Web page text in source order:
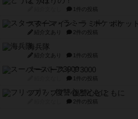
1件の投稿
スターマイン・ラミー ポケット
紹介文あり 2件の投稿
海兵隊
紹介文あり 1件の投稿
スーパーストア3000
1件の投稿
フリップ７：復讐心とともに
2件の投稿